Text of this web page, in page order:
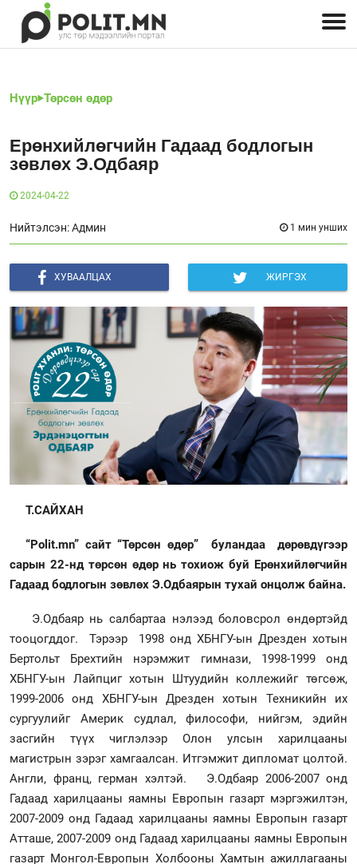
Нүүр Төрсөн өдөр
Ерөнхийлөгчийн Гадаад бодлогын
зөвлөх Э.Одбаяр
2024-04-22
Нийтэлсэн: Админ 1 мин унших
ХУВААЛЦАХ ЖИРГЭХ
Т.САЙХАН
“Polit.mn” сайт “Төрсөн өдөр” буландаа дөрөвдүгээр
сарын 22-нд төрсөн өдөр нь тохиож буй Ерөнхийлөгчийн
Гадаад бодлогын зөвлөх Э.Одбаярын тухай онцолж байна.
Э.Одбаяр нь салбартаа нэлээд боловсрол өндөртэйд
тооцогддог. Тэрээр 1998 онд ХБНГУ-ын Дрезден хотын
Бертольт Брехтийн нэрэмжит гимнази, 1998-1999 онд
ХБНГУ-ын Лайпциг хотын Штуудийн коллежийг төгсөж,
1999-2006 онд ХБНГУ-ын Дрезден хотын Техникийн их
сургуулийг Америк судлал, философи, нийгэм, эдийн
засгийн түүх чиглэлээр Олон улсын харилцааны
магистрын зэрэг хамгаалсан. Итгэмжит дипломат цолтой.
Англи, франц, герман хэлтэй. Э.Одбаяр 2006-2007 онд
Гадаад харилцааны яамны Европын газарт мэргэжилтэн,
2007-2009 онд Гадаад харилцааны яамны Европын газарт
Атташе, 2007-2009 онд Гадаад харилцааны яамны Европын
газарт Монгол-Европын Холбооны Хамтын ажиллагааны